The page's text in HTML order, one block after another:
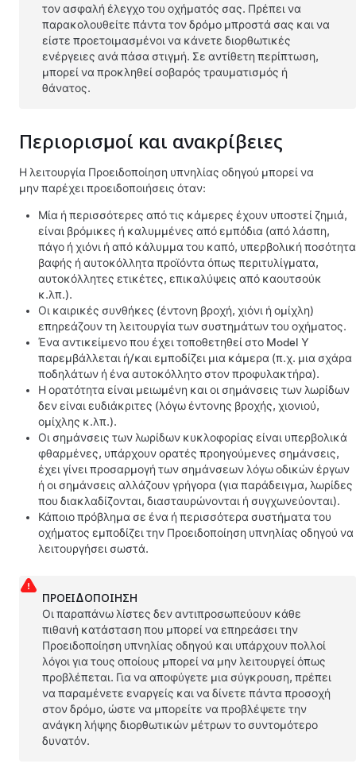
τον ασφαλή έλεγχο του οχήματός σας. Πρέπει να
παρακολουθείτε πάντα τον δρόμο μπροστά σας και να
είστε προετοιμασμένοι να κάνετε διορθωτικές
ενέργειες ανά πάσα στιγμή. Σε αντίθετη περίπτωση,
μπορεί να προκληθεί σοβαρός τραυματισμός ή
θάνατος.
Περιορισμοί και ανακρίβειες
Η λειτουργία Προειδοποίηση υπνηλίας οδηγού μπορεί να
μην παρέχει προειδοποιήσεις όταν:
Μία ή περισσότερες από τις κάμερες έχουν υποστεί ζημιά,
είναι βρόμικες ή καλυμμένες από εμπόδια (από λάσπη,
πάγο ή χιόνι ή από κάλυμμα του καπό, υπερβολική ποσότητα
βαφής ή αυτοκόλλητα προϊόντα όπως περιτυλίγματα,
αυτοκόλλητες ετικέτες, επικαλύψεις από καουτσούκ
κ.λπ.).
Οι καιρικές συνθήκες (έντονη βροχή, χιόνι ή ομίχλη)
επηρεάζουν τη λειτουργία των συστημάτων του οχήματος.
Ένα αντικείμενο που έχει τοποθετηθεί στο Model Y
παρεμβάλλεται ή/και εμποδίζει μια κάμερα (π.χ. μια σχάρα
ποδηλάτων ή ένα αυτοκόλλητο στον προφυλακτήρα).
Η ορατότητα είναι μειωμένη και οι σημάνσεις των λωρίδων
δεν είναι ευδιάκριτες (λόγω έντονης βροχής, χιονιού,
ομίχλης κ.λπ.).
Οι σημάνσεις των λωρίδων κυκλοφορίας είναι υπερβολικά
φθαρμένες, υπάρχουν ορατές προηγούμενες σημάνσεις,
έχει γίνει προσαρμογή των σημάνσεων λόγω οδικών έργων
ή οι σημάνσεις αλλάζουν γρήγορα (για παράδειγμα, λωρίδες
που διακλαδίζονται, διασταυρώνονται ή συγχωνεύονται).
Κάποιο πρόβλημα σε ένα ή περισσότερα συστήματα του
οχήματος εμποδίζει την Προειδοποίηση υπνηλίας οδηγού να
λειτουργήσει σωστά.
ΠΡΟΕΙΔΟΠΟΊΗΣΗ
Οι παραπάνω λίστες δεν αντιπροσωπεύουν κάθε
πιθανή κατάσταση που μπορεί να επηρεάσει την
Προειδοποίηση υπνηλίας οδηγού και υπάρχουν πολλοί
λόγοι για τους οποίους μπορεί να μην λειτουργεί όπως
προβλέπεται. Για να αποφύγετε μια σύγκρουση, πρέπει
να παραμένετε εναργείς και να δίνετε πάντα προσοχή
στον δρόμο, ώστε να μπορείτε να προβλέψετε την
ανάγκη λήψης διορθωτικών μέτρων το συντομότερο
δυνατόν.